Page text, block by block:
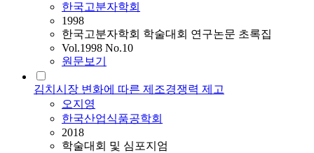
한국고분자학회
1998
한국고분자학회 학술대회 연구논문 초록집
Vol.1998 No.10
원문보기
김치시장 변화에 따른 제조경쟁력 제고
오지영
한국산업식품공학회
2018
학술대회 및 심포지엄